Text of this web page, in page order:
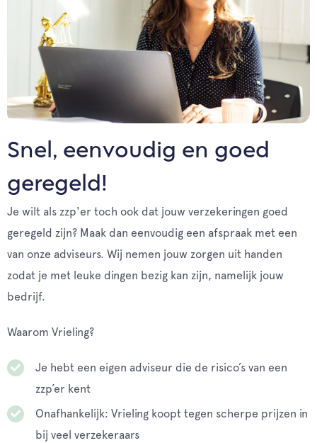
Snel, eenvoudig en goed
geregeld!
Je wilt als zzp'er toch ook dat jouw verzekeringen goed
geregeld zijn? Maak dan eenvoudig een afspraak met een
van onze adviseurs. Wij nemen jouw zorgen uit handen
zodat je met leuke dingen bezig kan zijn, namelijk jouw
bedrijf.
Waarom Vrieling?
Je hebt een eigen adviseur die de risico’s van een
zzp’er kent
Onafhankelijk: Vrieling koopt tegen scherpe prijzen in
bij veel verzekeraars